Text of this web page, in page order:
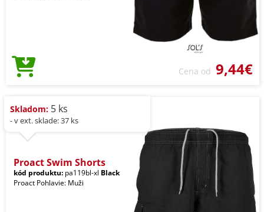
Cena od 9,44€
Skladom: 5 ks
- v ext. sklade: 37 ks
Proact Swim Shorts
kód produktu: pa119bl-xl Black
Proact Pohlavie: Muži